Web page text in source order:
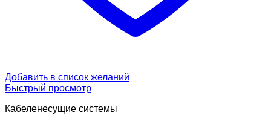
Добавить в список желаний
Быстрый просмотр
Кабеленесущие системы